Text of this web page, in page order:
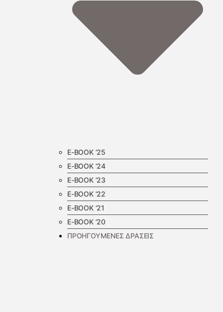
E-BOOK ’25
E-BOOK ’24
E-BOOK ’23
E-BOOK ’22
E-BOOK ’21
E-BOOK ’20
ΠΡΟΗΓΟΥΜΕΝΕΣ ΔΡΑΣΕΙΣ